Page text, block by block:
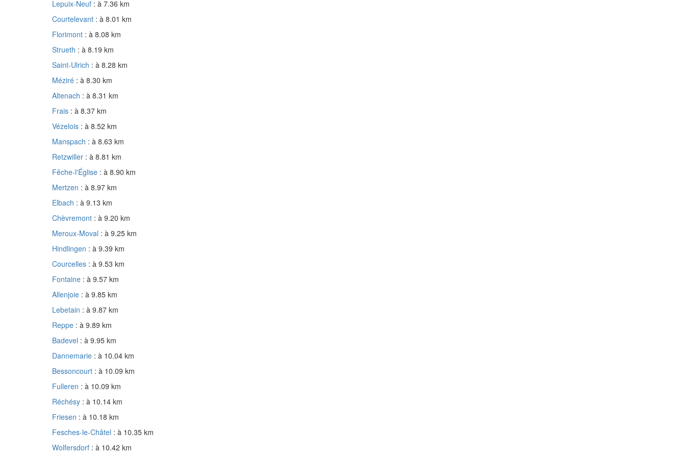
Lepuix-Neuf : à 7.36 km
Courtelevant : à 8.01 km
Florimont : à 8.08 km
Strueth : à 8.19 km
Saint-Ulrich : à 8.28 km
Méziré : à 8.30 km
Altenach : à 8.31 km
Frais : à 8.37 km
Vézelois : à 8.52 km
Manspach : à 8.63 km
Retzwiller : à 8.81 km
Fêche-l'Église : à 8.90 km
Mertzen : à 8.97 km
Elbach : à 9.13 km
Chèvremont : à 9.20 km
Meroux-Moval : à 9.25 km
Hindlingen : à 9.39 km
Courcelles : à 9.53 km
Fontaine : à 9.57 km
Allenjoie : à 9.85 km
Lebetain : à 9.87 km
Reppe : à 9.89 km
Badevel : à 9.95 km
Dannemarie : à 10.04 km
Bessoncourt : à 10.09 km
Fulleren : à 10.09 km
Réchésy : à 10.14 km
Friesen : à 10.18 km
Fesches-le-Châtel : à 10.35 km
Wolfersdorf : à 10.42 km